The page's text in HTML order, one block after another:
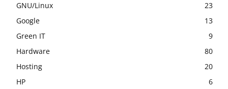
GNU/Linux
23
Google
13
Green IT
9
Hardware
80
Hosting
20
HP
6